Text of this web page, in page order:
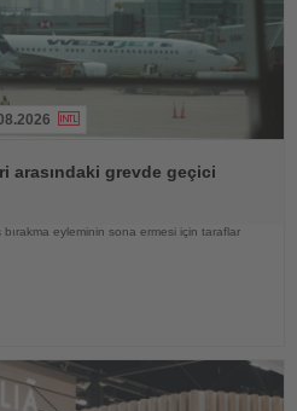
arasındaki grevde geçici
eyleminin sona ermesi için taraflar